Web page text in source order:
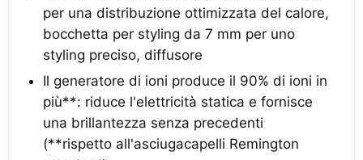
per una distribuzione ottimizzata del calore,
bocchetta per styling da 7 mm per uno
styling preciso, diffusore
Il generatore di ioni produce il 90% di ioni in
più**: riduce l'elettricità statica e fornisce
una brillantezza senza precedenti
(**rispetto all'asciugacapelli Remington